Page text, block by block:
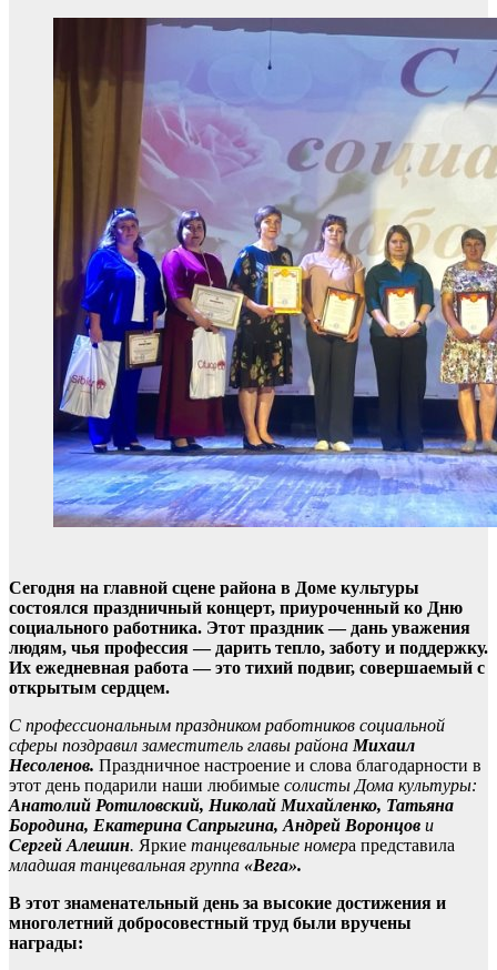
Сегодня на главной сцене района в Доме культуры
состоялся праздничный концерт, приуроченный ко Дню
социального работника. Этот праздник — дань уважения
людям, чья профессия — дарить тепло, заботу и поддержку.
Их ежедневная работа — это тихий подвиг, совершаемый с
открытым сердцем.
С профессиональным праздником работников социальной
сферы поздравил заместитель главы района Михаил
Несоленов. Праздничное настроение и слова благодарности в
этот день подарили наши любимые солисты Дома культуры:
Анатолий Ротиловский, Николай Михайленко, Татьяна
Бородина, Екатерина Сапрыгина, Андрей Воронцов и
Сергей Алешин. Яркие танцевальные номера представила
младшая танцевальная группа «Вега».
В этот знаменательный день за высокие достижения и
многолетний добросовестный труд были вручены
награды: